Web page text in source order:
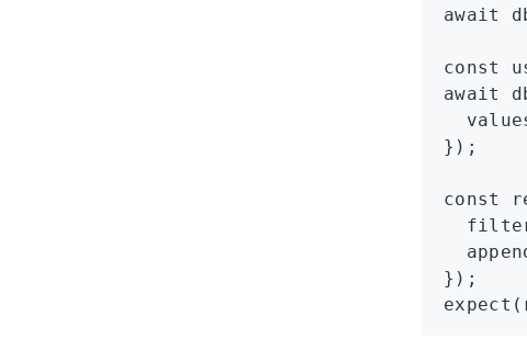
await
const
await
});
const
});
expect (